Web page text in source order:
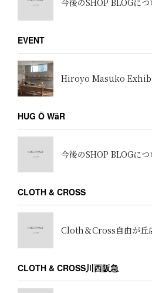
今後のSHOP BLOGにつ
EVENT
Hiroyo Masuko
HUG Ō WäR
今後のSHOP BLOGにつ
CLOTH & CROSS
Cloth＆Cross自由が丘
CLOTH & CROSS川西阪急